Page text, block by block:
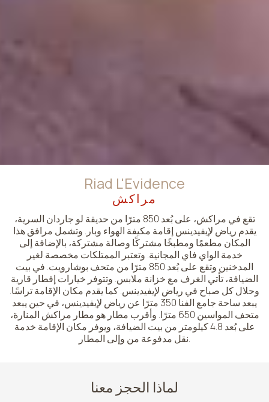
Riad L'Evidence
مراكش
تقع في مراكش، على بُعد 850 مترًا من حديقة لو جاردان السرية،
يقدم رياض لإيفيدينس إقامة مكيفة الهواء وبار. وتشمل مرافق هذا
المكان مطعمًا ومطبخًا مشتركًا وصالة مشتركة، بالإضافة إلى
خدمة الواي فاي المجانية. وتعتبر الممتلكات مخصصة لغير
المدخنين وتقع على بُعد 850 مترًا من متحف بوشارويت. في بيت
الضيافة، تأتي الغرف مع خزانة ملابس. وتتوفر خيارات إفطار قارية
وحلال كل صباح في رياض لإيفيدينس. كما يقدم مكان الإقامة تراسًا.
يبعد ساحة جامع الفنا 350 مترًا عن رياض لإيفيدينس، في حين يبعد
متحف المواسين 650 مترًا. وأقرب مطار هو مطار مراكش المنارة،
على بُعد 4.8 كيلومتر من بيت الضيافة، ويوفر مكان الإقامة خدمة
نقل مدفوعة من وإلى المطار.
لماذا الحجز معنا